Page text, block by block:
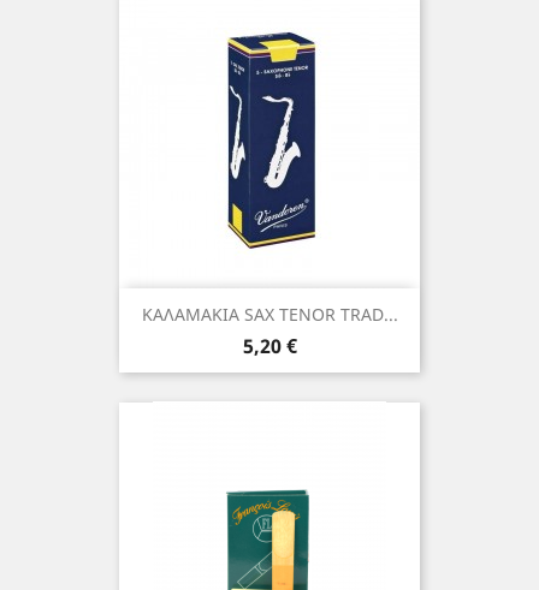
ΚΑΛΑΜΑΚΙΑ SAX TENOR TRAD...
Τιμή
5,20 €